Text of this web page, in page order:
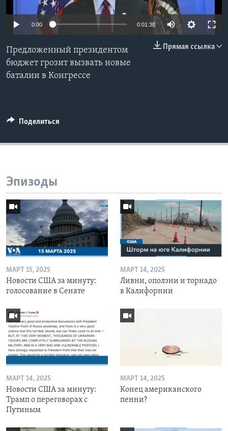
Learning English
СОЦИАЛЬНЫЕ СЕТИ
0:00 0:01:38
Прямая ссылка
Предложенный президентом
бюджет грозит вызвать новые
баталии в Конгрессе
Поделиться
Эпизоды
МАРТ 15, 2025
Новости США за минуту:
голосование в Сенате
МАРТ 14, 2025
Ливни, оползни и торнадо
в Калифорнии
МАРТ 14, 2025
Новости США за минуту:
Трамп о переговорах с
Путиным
МАРТ 14, 2025
Конец американского
пенни?